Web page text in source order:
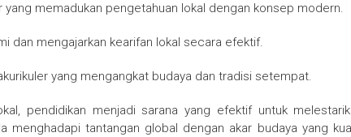
yang memadukan pengetahuan lokal dengan konsep modern.
dan mengajarkan kearifan lokal secara efektif.
yang mengangkat budaya dan tradisi setempat.
pendidikan menjadi sarana yang efektif untuk
menghadapi tantangan global dengan akar budaya yang